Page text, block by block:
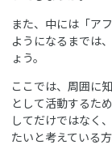
また、中には「ア
ようになるまでは
ょう。
ここでは、周囲に
として活動するた
してだけではなく
たいと考えている